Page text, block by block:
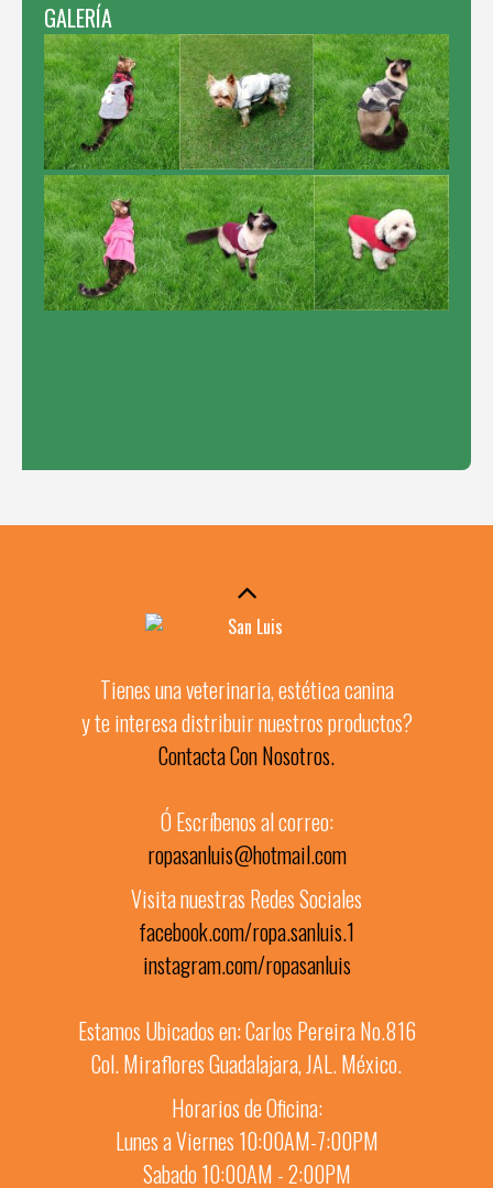
GALERÍA
Tienes una veterinaria, estética canina
y te interesa distribuir nuestros productos?
Contacta Con Nosotros.
Ó Escríbenos al correo:
ropasanluis@hotmail.com
Visita nuestras Redes Sociales
facebook.com/ropa.sanluis.1
instagram.com/ropasanluis
Estamos Ubicados en: Carlos Pereira No.816
Col. Miraflores Guadalajara, JAL. México.
Horarios de Oficina:
Lunes a Viernes 10:00AM-7:00PM
Sabado 10:00AM - 2:00PM